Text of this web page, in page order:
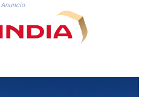
BAM 1.961414
BBD 2.328364
BDT 143.103908
BMD 1.156149
Anuncio